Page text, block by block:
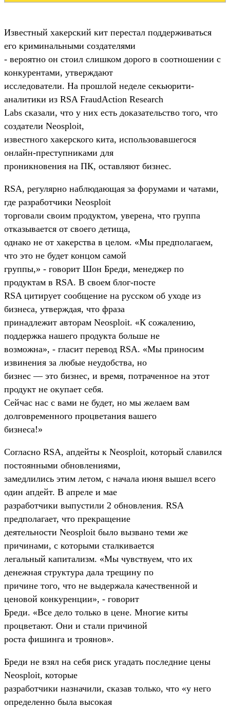
Известный хакерский кит перестал поддерживаться
его криминальными создателями
- вероятно он стоил слишком дорого в соотношении с
конкурентами, утверждают
исследователи. На прошлой неделе секьюрити-
аналитики из RSA FraudAction Research
Labs сказали, что у них есть доказательство того, что
создатели Neosploit,
известного хакерского кита, использовавшегося
онлайн-преступниками для
проникновения на ПК, оставляют бизнес.
RSA, регулярно наблюдающая за форумами и чатами,
где разработчики Neosploit
торговали своим продуктом, уверена, что группа
отказывается от своего детища,
однако не от хакерства в целом. «Мы предполагаем,
что это не будет концом самой
группы,» - говорит Шон Бреди, менеджер по
продуктам в RSA. В своем блог-посте
RSA цитирует сообщение на русском об уходе из
бизнеса, утверждая, что фраза
принадлежит авторам Neosploit. «К сожалению,
поддержка нашего продукта больше не
возможна», - гласит перевод RSA. «Мы приносим
извинения за любые неудобства, но
бизнес — это бизнес, и время, потраченное на этот
продукт не окупает себя.
Сейчас нас с вами не будет, но мы желаем вам
долговременного процветания вашего
бизнеса!»
Согласно RSA, апдейты к Neosploit, который славился
постоянными обновлениями,
замедлились этим летом, с начала июня вышел всего
один апдейт. В апреле и мае
разработчики выпустили 2 обновления. RSA
предполагает, что прекращение
деятельности Neosploit было вызвано теми же
причинами, с которыми сталкивается
легальный капитализм. «Мы чувствуем, что их
денежная структура дала трещину по
причине того, что не выдержала качественной и
ценовой конкуренции», - говорит
Бреди. «Все дело только в цене. Многие киты
процветают. Они и стали причиной
роста фишинга и троянов».
Бреди не взял на себя риск угадать последние цены
Neosploit, которые
разработчики назначили, сказав только, что «у него
определенно была высокая